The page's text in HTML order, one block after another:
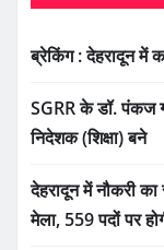
ब्रेकिंग : देहरादून में
SGRR के डॉ. पंकज
निदेशक (शिक्षा) बने
देहरादून में नौकरी
मेला, 559 पदों पर